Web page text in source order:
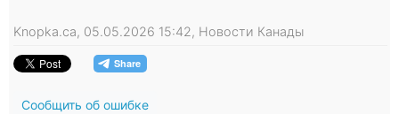
Knopka.ca, 05.05.2026 15:42, Новости Канады
Сообщить об ошибке